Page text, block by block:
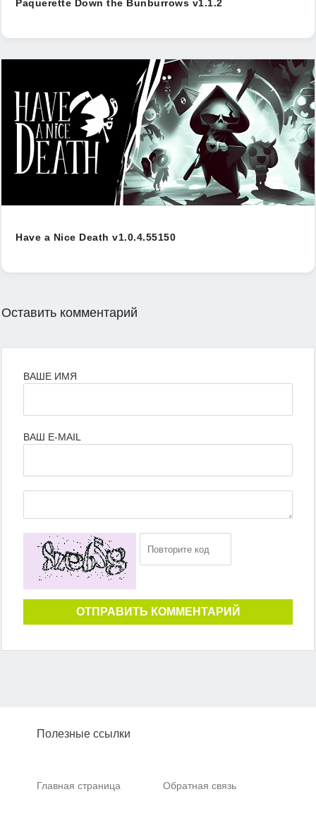
Paquerette Down the Bunburrows v1.1.2
Have a Nice Death v1.0.4.55150
Оставить комментарий
ВАШЕ ИМЯ
ВАШ E-MAIL
ОТПРАВИТЬ КОММЕНТАРИЙ
Полезные ссылки
Главная страница Обратная связь